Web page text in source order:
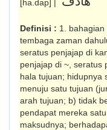
[ha.dap] |
Definisi : 1.
tembaga zaman
seratus penjajap di
penjajap di ~, seratus
hala tujuan; hidupnya
menuju satu tujuan
arah tujuan; b) tidak
pendapat mereka
maksudnya;